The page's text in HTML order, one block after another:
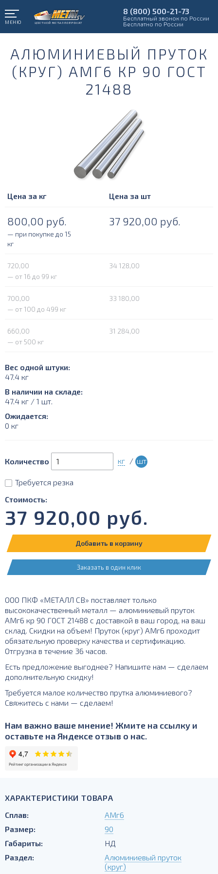
МЕНЮ
8 (800) 500-21-73
Бесплатный звонок по России
Бесплатно по России
АЛЮМИНИЕВЫЙ ПРУТОК
(КРУГ) АМГ6 КР 90 ГОСТ
21488
Цена за кг Цена за шт
800,00 руб. 37 920,00 руб.
— при покупке до 15
кг
720,00
34 128,00
— от 16 до 99 кг
700,00
33 180,00
— от 100 до 499 кг
660,00
31 284,00
— от 500 кг
Вес одной штуки:
47.4 кг
В наличии на складе:
47.4 кг / 1 шт.
Ожидается:
0 кг
Количество кг / шт
Требуется резка
Стоимость:
37 920,00 руб.
Добавить в корзину
Заказать в один клик
ООО ПКФ «МЕТАЛЛ СВ» поставляет только
высококачественный металл — алюминиевый пруток
АМг6 кр 90 ГОСТ 21488 с доставкой в ваш город, на ваш
склад. Скидки на объем! Пруток (круг) АМг6 проходит
обязательную проверку качества и сертификацию.
Отгрузка в течение 36 часов.
Есть предложение выгоднее? Напишите нам — сделаем
дополнительную скидку!
Требуется малое количество прутка алюминиевого?
Свяжитесь с нами — сделаем!
Нам важно ваше мнение! Жмите на ссылку и
оставьте на Яндексе отзыв о нас.
ХАРАКТЕРИСТИКИ ТОВАРА
Сплав:
АМг6
Размер:
90
Габариты:
НД
Раздел:
Алюминиевый пруток
(круг)